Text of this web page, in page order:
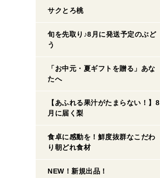
サクとろ桃
旬を先取り♪8月に発送予定のぶど
う
「お中元・夏ギフトを贈る」あな
たへ
【あふれる果汁がたまらない！】8
月に届く梨
食卓に感動を！鮮度抜群なこだわ
り朝どれ食材
NEW！新規出品！